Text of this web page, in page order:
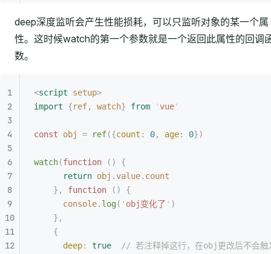
deep深度监听会产生性能损耗，可以只监听对象的某一个属
性。这时候watch的第一个参数就是一个返回此属性的回调
数。
<script setup>
import {ref, watch} from 'vue'
const obj = ref({count : 0, age: 0})
watch(function ()
{
      return
obj .value. count
    },
function ()
{
      console
. log( ' obj变化了 ' )
    },
    {
      deep
: true
// 若注释掉这行，在obj更改后不会触